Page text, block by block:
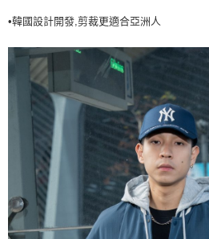
每筆NT$60，滿NT$499(含以上)免運費
7-11取貨<不支援離島取退>
每筆NT$60，滿NT$499(含以上)免運費
宅配滿699免運
每筆NT$80，滿NT$699(含以上)免運費
•韓國設計開發,剪裁更適合亞洲人